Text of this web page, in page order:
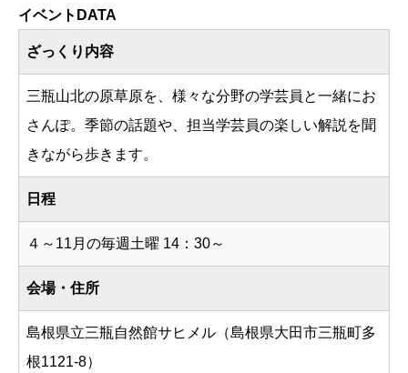
イベントDATA
ざっくり内容
三瓶山北の原草原を、様々な分野の学芸員と一緒にお
さんぽ。季節の話題や、担当学芸員の楽しい解説を聞
きながら歩きます。
日程
４～11月の毎週土曜 14：30～
会場・住所
島根県立三瓶自然館サヒメル（島根県大田市三瓶町多
根1121-8）